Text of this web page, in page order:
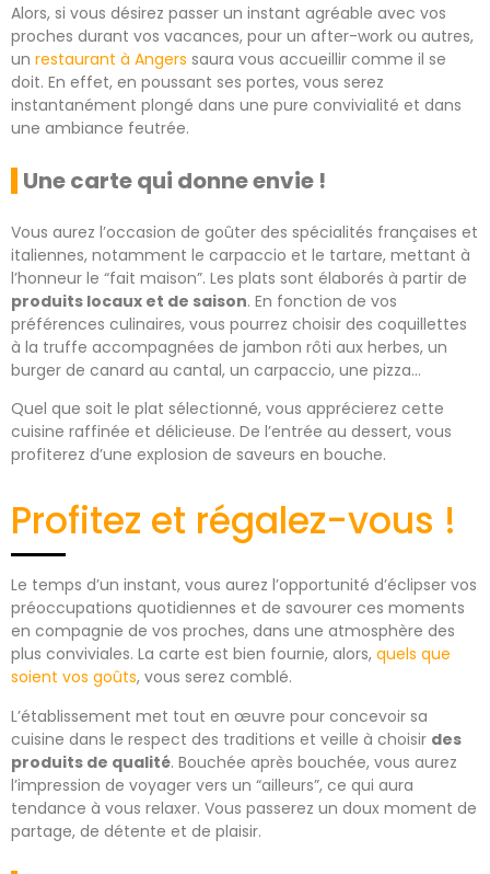
Alors, si vous désirez passer un instant agréable avec vos
proches durant vos vacances, pour un after-work ou autres,
un restaurant à Angers saura vous accueillir comme il se
doit. En effet, en poussant ses portes, vous serez
instantanément plongé dans une pure convivialité et dans
une ambiance feutrée.
Une carte qui donne envie !
Vous aurez l’occasion de goûter des spécialités françaises et
italiennes, notamment le carpaccio et le tartare, mettant à
l’honneur le “fait maison”. Les plats sont élaborés à partir de
produits locaux et de saison. En fonction de vos
préférences culinaires, vous pourrez choisir des coquillettes
à la truffe accompagnées de jambon rôti aux herbes, un
burger de canard au cantal, un carpaccio, une pizza…
Quel que soit le plat sélectionné, vous apprécierez cette
cuisine raffinée et délicieuse. De l’entrée au dessert, vous
profiterez d’une explosion de saveurs en bouche.
Profitez et régalez-vous !
Le temps d’un instant, vous aurez l’opportunité d’éclipser vos
préoccupations quotidiennes et de savourer ces moments
en compagnie de vos proches, dans une atmosphère des
plus conviviales. La carte est bien fournie, alors, quels que
soient vos goûts, vous serez comblé.
L’établissement met tout en œuvre pour concevoir sa
cuisine dans le respect des traditions et veille à choisir des
produits de qualité. Bouchée après bouchée, vous aurez
l’impression de voyager vers un “ailleurs”, ce qui aura
tendance à vous relaxer. Vous passerez un doux moment de
partage, de détente et de plaisir.